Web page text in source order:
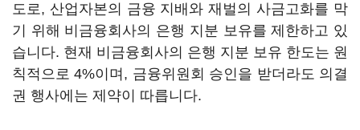
도로, 산업자본의 금융 지배와 재벌의 사금고화를 막
기 위해 비금융회사의 은행 지분 보유를 제한하고 있
습니다. 현재 비금융회사의 은행 지분 보유 한도는 원
칙적으로 4%이며, 금융위원회 승인을 받더라도 의결
권 행사에는 제약이 따릅니다.